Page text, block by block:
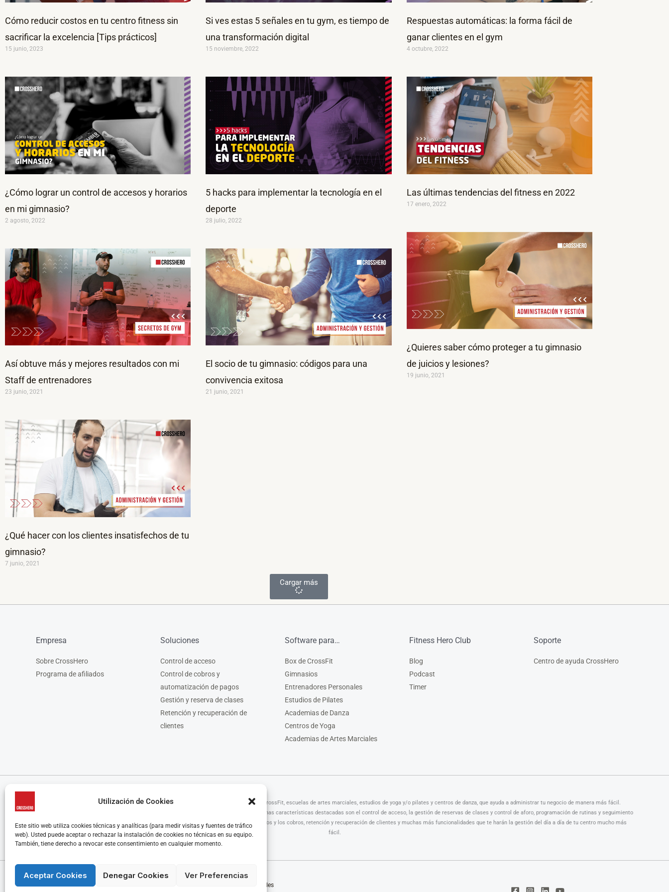
Utilización de Cookies
Este sitio web utiliza cookies técnicas y analíticas (para medir visitas y fuentes de tráfico
web). Usted puede aceptar o rechazar la instalación de cookies no técnicas en su equipo.
También, tiene derecho a revocar este consentimiento en cualquier momento.
Aceptar Cookies Denegar Cookies Ver Preferencias
Cómo reducir costos en tu centro fitness sin
sacrificar la excelencia [Tips prácticos]
15 junio, 2023
Si ves estas 5 señales en tu gym, es tiempo de
una transformación digital
15 noviembre, 2022
Respuestas automáticas: la forma fácil de
ganar clientes en el gym
4 octubre, 2022
¿Cómo lograr un control de accesos y horarios
en mi gimnasio?
2 agosto, 2022
5 hacks para implementar la tecnología en el
deporte
28 julio, 2022
Las últimas tendencias del fitness en 2022
17 enero, 2022
Así obtuve más y mejores resultados con mi
Staff de entrenadores
23 junio, 2021
El socio de tu gimnasio: códigos para una
convivencia exitosa
21 junio, 2021
¿Quieres saber cómo proteger a tu gimnasio
de juicios y lesiones?
19 junio, 2021
¿Qué hacer con los clientes insatisfechos de tu
gimnasio?
7 junio, 2021
Cargar más
Empresa
Sobre CrossHero
Programa de afiliados
Soluciones
Control de acceso
Control de cobros y
automatización de pagos
Gestión y reserva de clases
Retención y recuperación de
clientes
Software para…
Box de CrossFit
Gimnasios
Entrenadores Personales
Estudios de Pilates
Academias de Danza
Centros de Yoga
Academias de Artes Marciales
Fitness Hero Club
Blog
Podcast
Timer
Soporte
Centro de ayuda CrossHero
CrossHero es un software y app todo en uno, para la gestión de gimnasios, centros de CrossFit, escuelas de artes marciales, estudios de yoga y/o pilates y centros de danza, que ayuda a administrar tu negocio de manera más fácil.
CrossHero está presente en España y Latinoamérica en miles de gimnasios y estudios. Algunas características destacadas son el control de acceso, la gestión de reservas de clases y control de aforo, programación de rutinas y seguimiento
de marcas, el control de membresías y facturación, la gestión y automatización de los pagos y los cobros, retención y recuperación de clientes y muchas más funcionalidades que te harán la gestión del día a día de tu centro mucho más
fácil.
© CrossHero - La solución All-In-One para gimnasios, estudios y entrenadores personales